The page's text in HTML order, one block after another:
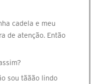
cadela e meu
de atenção. Então
sou tããão lindo